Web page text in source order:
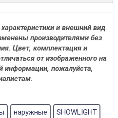
и внешний вид
производителями без
Цвет, комплектация и
от изображенного на
информации, пожалуйста,
наружные SHOWLIGHT